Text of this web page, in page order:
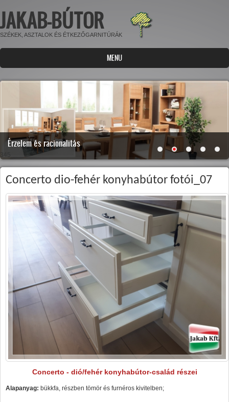
Ugrás a tartalomra
JAKAB-BÚTOR
SZÉKEK, ASZTALOK ÉS ÉTKEZŐGARNITÚRÁK
MENU
Érzelem és racionalitás
Concerto dio-fehér konyhabútor fotói_07
Concerto - dió/fehér konyhabútor-család részei
Alapanyag: bükkfa, részben tömör és furnéros kivitelben;